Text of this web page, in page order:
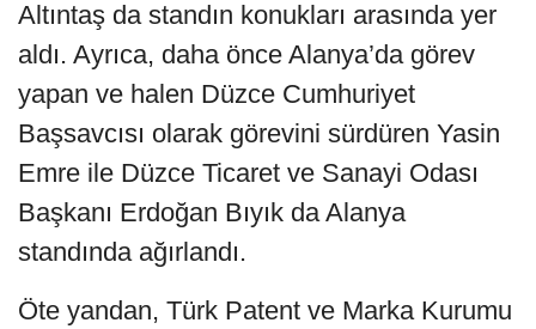
Altıntaş da standın konukları arasında yer
aldı. Ayrıca, daha önce Alanya’da görev
yapan ve halen Düzce Cumhuriyet
Başsavcısı olarak görevini sürdüren Yasin
Emre ile Düzce Ticaret ve Sanayi Odası
Başkanı Erdoğan Bıyık da Alanya
standında ağırlandı.
Öte yandan, Türk Patent ve Marka Kurumu